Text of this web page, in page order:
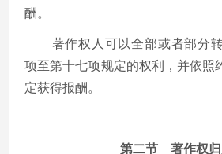
酬。
著作权人可以全部或者部分
项至第十七项规定的权利，并依照
定获得报酬。
第二节 著作权